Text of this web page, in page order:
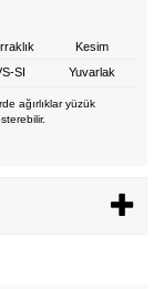
Kesim
SI Yuvarlak
ağırlıklar yüzük